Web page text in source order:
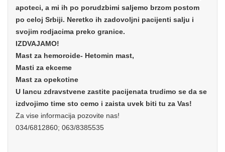
apoteci, a mi ih po porudzbimi saljemo brzom postom
po celoj Srbiji. Neretko ih zadovoljni pacijenti salju i
svojim rodjacima preko granice.
IZDVAJAMO!
Mast za hemoroide- Hetomin mast,
Masti za ekceme
Mast za opekotine
U lancu zdravstvene zastite pacijenata trudimo se da se
izdvojimo time sto cemo i zaista uvek biti tu za Vas!
Za vise informacija pozovite nas!
034/6812860; 063/8385535